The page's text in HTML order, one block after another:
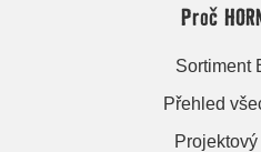
Proč
Sortiment
Přehled